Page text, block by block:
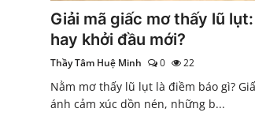
Giải mã giấc mơ thấy lũ
hay khởi đầu mới?
Thầy Tâm Huệ Minh 0 22
Nằm mơ thấy lũ lụt là điềm báo gì?
ánh cảm xúc dồn nén, những b...